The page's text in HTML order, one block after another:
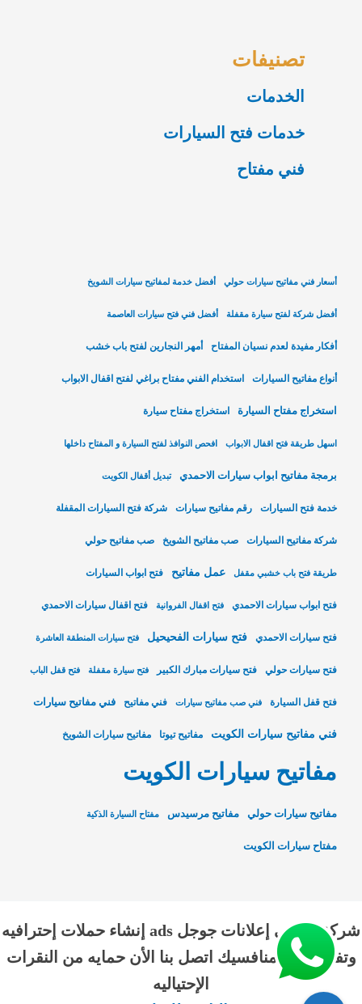
تصنيفات
الخدمات
خدمات فتح السيارات
فني مفتاح
أسعار فني مفاتيح سيارات حولي أفضل خدمة لمفاتيح سيارات الشويخ
أفضل شركة لفتح سيارة مقفلة أفضل فني فتح سيارات العاصمة
أفكار مفيدة لعدم نسيان المفتاح أمهر النجارين لفتح باب خشب
أنواع مفاتيح السيارات استخدام الفني مفتاح براغي لفتح اقفال الابواب
استخراج مفتاح السيارة استخراج مفتاح سيارة
اسهل طريقة فتح اقفال الابواب افحص النوافذ لفتح السيارة و المفتاح داخلها
برمجة مفاتيح ابواب سيارات الاحمدي تبديل أقفال الكويت
خدمة فتح السيارات رقم مفاتيح سيارات شركة فتح السيارات المقفلة
شركة مفاتيح السيارات صب مفاتيح الشويخ صب مفاتيح حولي
طريقة فتح باب خشبي مقفل عمل مفاتيح فتح ابواب السيارات
فتح ابواب سيارات الاحمدي فتح اقفال الفروانية فتح اقفال سيارات الاحمدي
فتح سيارات الاحمدي فتح سيارات الفحيحيل فتح سيارات المنطقة العاشرة
فتح سيارات حولي فتح سيارات مبارك الكبير فتح سيارة مقفلة فتح قفل الباب
فتح قفل السيارة فني صب مفاتيح سيارات فني مفاتيح فني مفاتيح سيارات
فني مفاتيح سيارات الكويت مفاتيح تيوتا مفاتيح سيارات الشويخ
مفاتيح سيارات الكويت
مفاتيح سيارات حولي مفاتيح مرسيدس مفتاح السيارة الذكية
مفتاح سيارات الكويت
شركة الناجي إعلانات جوجل ads إنشاء حملات إحترافيه
وتفوق علي منافسيك اتصل بنا الأن حمايه من النقرات
الإحتياليه